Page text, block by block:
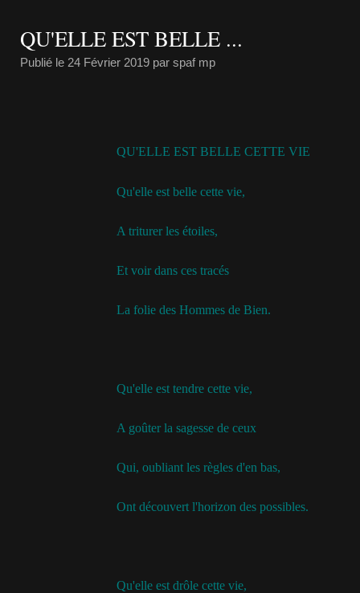
QU'ELLE EST BELLE ...
Publié le 24 Février 2019 par spaf mp
QU'ELLE EST BELLE CETTE VIE
Qu'elle est belle cette vie,
A triturer les étoiles,
Et voir dans ces tracés
La folie des Hommes de Bien.
Qu'elle est tendre cette vie,
A goûter la sagesse de ceux
Qui, oubliant les règles d'en bas,
Ont découvert l'horizon des possibles.
Qu'elle est drôle cette vie,